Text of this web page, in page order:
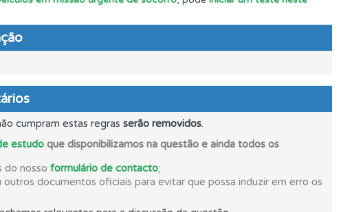
do exame oficial.
cumpram estas regras serão removidos.
estudo que disponibilizamos na questão e ainda todos os
do nosso formulário de contacto;
outros documentos oficiais para evitar que possa induzir em erro os